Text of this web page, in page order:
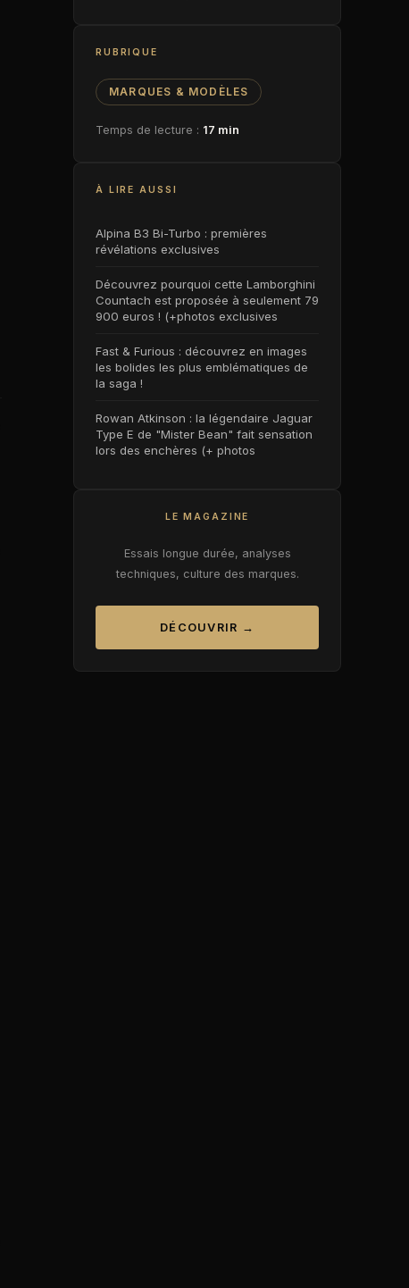
RUBRIQUE
MARQUES & MODÈLES
Temps de lecture : 17 min
À LIRE AUSSI
Alpina B3 Bi-Turbo : premières
révélations exclusives
Découvrez pourquoi cette Lamborghini
Countach est proposée à seulement 79
900 euros ! (+photos exclusives
Fast & Furious : découvrez en images
les bolides les plus emblématiques de
la saga !
Rowan Atkinson : la légendaire Jaguar
Type E de "Mister Bean" fait sensation
lors des enchères (+ photos
LE MAGAZINE
Essais longue durée, analyses
techniques, culture des marques.
DÉCOUVRIR →